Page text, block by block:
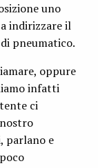
uno
indirizzare il
pneumatico.
oppure
infatti
ci
parlano e